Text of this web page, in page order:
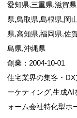
愛知県,三重県,滋賀
県,鳥取県,島根県,岡
県,高知県,福岡県,佐
島県,沖縄県
創業：2004-10-01
住宅業界の集客・
ーケティング,生成AI
ォーム会社特化型ホ